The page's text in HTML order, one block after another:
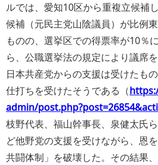
ルでは、愛知10区から重複立候補
候補（元民主党山陰議員）が比例
ものの、選挙区での得票率が10％
ら、公職選挙法の規定により議席
日本共産党からの支援は受けたも
仕打ちを受けたそうである（
admin/
枝野代表、福山幹事長、泉健太氏
ど他野党の支援を受けながら、恩
共闘体制」を破壊した。その結果